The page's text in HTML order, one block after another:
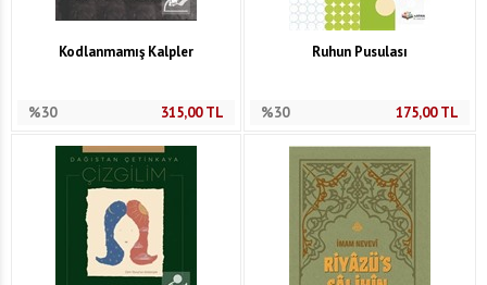
Kodlanmamış Kalpler
%30 315,00TL
Ruhun Pusulası
%30 175,00TL